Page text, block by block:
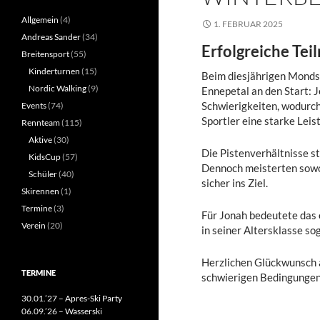
1. FEBRUAR 2025
Erfolgreiche
Beim diesjährigen
Ennepetal an den Start:
Schwierigkeiten,
Sportler eine starke
Die Pistenverhältnisse
Dennoch meisterten
sicher ins Ziel.
Für Jonah bedeutete
in seiner Altersklasse
Herzlichen
schwierigen
Allgemein (4)
Andreas Sander(34)
Breitensport(55)
Kinderturnen (15)
Nordic Walking(9)
Events(74)
Rennteam(115)
Aktive(30)
KidsCup(57)
Schüler(40)
Skirennen (1)
Termine(3)
Verein (20)
TERMINE
30.01.’27 – Apres-Ski Party
06.09.’26 – Wasserski